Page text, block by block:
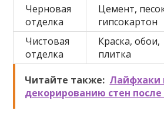
Черновая
отделка
Цемент,
гипсокартон
Чистовая
отделка
Краска, обои,
плитка
Читайте также: Лайфхаки
декорированию стен